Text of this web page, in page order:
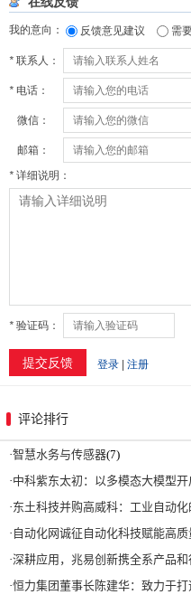
评论排行
·智慧水务与传感器(7)
·中科紫东太初：以多模态大模型
·东土科技并购高威科：工业自动
· 自动化网诚征自动化科技赋能高
·深耕应用，兆易创新携全系产品
·恒力集团董事长陈建华：致力于打造全球行业标杆，为国家的